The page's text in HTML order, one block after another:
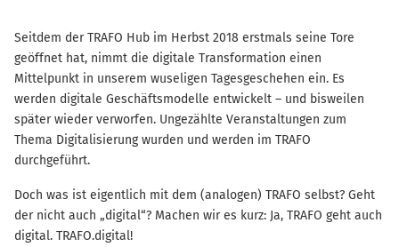
Seitdem der TRAFO Hub im Herbst 2018 erstmals seine Tore
geöffnet hat, nimmt die digitale Transformation einen
Mittelpunkt in unserem wuseligen Tagesgeschehen ein. Es
werden digitale Geschäftsmodelle entwickelt – und bisweilen
später wieder verworfen. Ungezählte Veranstaltungen zum
Thema Digitalisierung wurden und werden im TRAFO
durchgeführt.
Doch was ist eigentlich mit dem (analogen) TRAFO selbst? Geht
der nicht auch „digital“? Machen wir es kurz: Ja, TRAFO geht auch
digital. TRAFO.digital!